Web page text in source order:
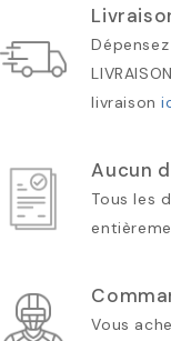
livraison
Aucun
Tous les
Vous